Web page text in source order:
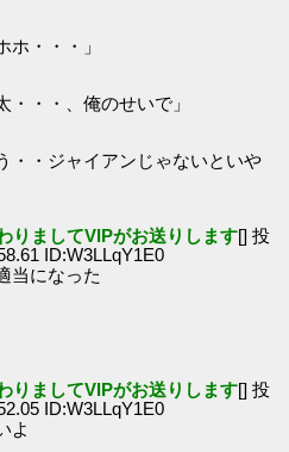
ホ・・・」
・・、俺のせいで」
・・ジャイアンじゃないといや
りましてVIPがお送りします[] 投
ID:W3LLqY1E0
当になった
りましてVIPがお送りします[] 投
ID:W3LLqY1E0
よ